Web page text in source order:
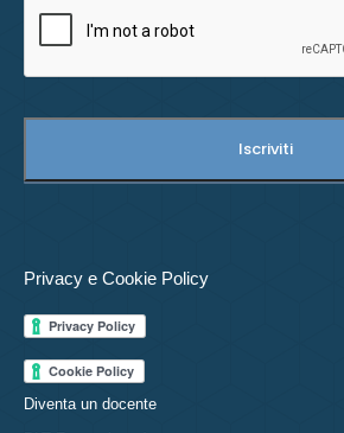
Privacy e Cookie Policy
Diventa un docente